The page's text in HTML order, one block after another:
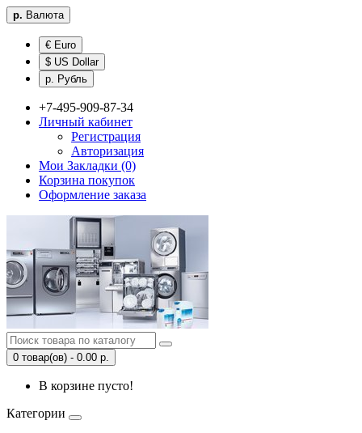
р. Валюта
€ Euro
$ US Dollar
р. Рубль
+7-495-909-87-34
Личный кабинет
Регистрация
Авторизация
Мои Закладки (0)
Корзина покупок
Оформление заказа
0 товар(ов) - 0.00 р.
В корзине пусто!
Категории